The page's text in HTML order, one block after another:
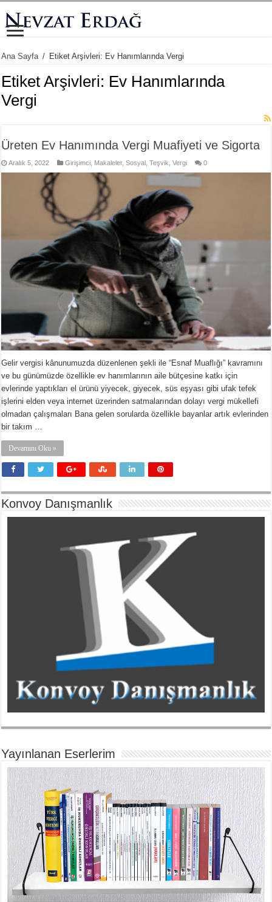
Ana Sayfa / Etiket Arşivleri: Ev Hanımlarında Vergi
Etiket Arşivleri: Ev Hanımlarında
Vergi
Üreten Ev Hanımında Vergi Muafiyeti ve Sigorta
Aralık 5, 2022 Girişimci Makaleler,Sosyal ,Teşvik ,Vergi 0
Gelir vergisi kânunumuzda düzenlenen şekli ile “Esnaf Muaflığı” kavramını
ve bu günümüzde özellikle ev hanımlarının aile bütçesine katkı için
evlerinde yaptıkları el ürünü yiyecek, giyecek, süs eşyası gibi ufak tefek
işlerini elden veya internet üzerinden satmalarından dolayı vergi mükellefi
olmadan çalışmaları Bana gelen sorularda özellikle bayanlar artık evlerinden
bir takım …
Devamını Oku »
Konvoy Danışmanlık
Yayınlanan Eserlerim